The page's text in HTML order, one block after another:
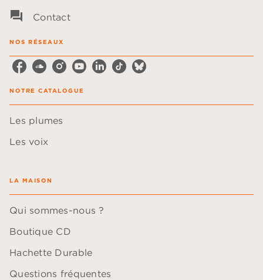
question_answer Contact
NOS RÉSEAUX
NOTRE CATALOGUE
Les plumes
Les voix
LA MAISON
Qui sommes-nous ?
Boutique CD
Hachette Durable
Questions fréquentes